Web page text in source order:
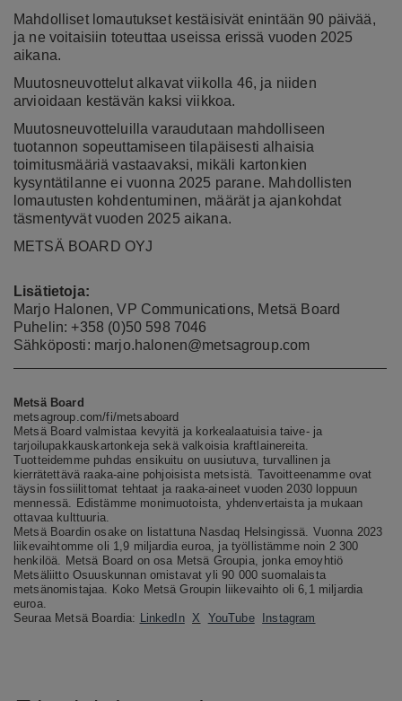
Mahdolliset lomautukset kestäisivät enintään 90 päivää,
ja ne voitaisiin toteuttaa useissa erissä vuoden 2025
aikana.
Muutosneuvottelut alkavat viikolla 46, ja niiden
arvioidaan kestävän kaksi viikkoa.
Muutosneuvotteluilla varaudutaan mahdolliseen
tuotannon sopeuttamiseen tilapäisesti alhaisia
toimitusmääriä vastaavaksi, mikäli kartonkien
kysyntätilanne ei vuonna 2025 parane. Mahdollisten
lomautusten kohdentuminen, määrät ja ajankohdat
täsmentyvät vuoden 2025 aikana.
METSÄ BOARD OYJ
Lisätietoja:
Marjo Halonen, VP Communications, Metsä Board
Puhelin: +358 (0)50 598 7046
Sähköposti: marjo.halonen@metsagroup.com
Metsä Board
metsagroup.com/fi/metsaboard
Metsä Board valmistaa kevyitä ja korkealaatuisia taive- ja
tarjoilupakkauskartonkeja sekä valkoisia kraftlainereita.
Tuotteidemme puhdas ensikuitu on uusiutuva, turvallinen ja
kierrätettävä raaka-aine pohjoisista metsistä. Tavoitteenamme ovat
täysin fossiilittomat tehtaat ja raaka-aineet vuoden 2030 loppuun
mennessä. Edistämme monimuotoista, yhdenvertaista ja mukaan
ottavaa kulttuuria.
Metsä Boardin osake on listattuna Nasdaq Helsingissä. Vuonna 2023
liikevaihtomme oli 1,9 miljardia euroa, ja työllistämme noin 2 300
henkilöä. Metsä Board on osa Metsä Groupia, jonka emoyhtiö
Metsäliitto Osuuskunnan omistavatyli 90 000 suomalaista
metsänomistajaa. Koko Metsä Groupin liikevaihto oli 6,1 miljardia
euroa.
Seuraa Metsä Boardia: LinkedIn X YouTube Instagram